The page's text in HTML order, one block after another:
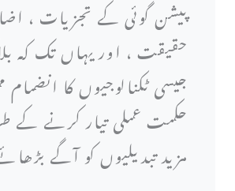
پیشن گوئی کے تجزیات ،
حقیقت ، اور یہاں تک کہ
جیسی ٹکنالوجیوں کا انضمام
حکمت عملی تیار کرنے کے
مزید تبدیلیوں کو آگے